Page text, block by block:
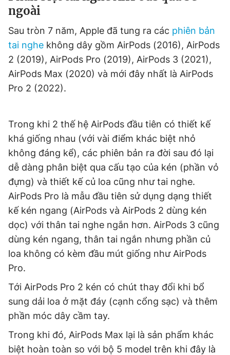
Giấy phép xuất bản số 110/GP - BTTTT cấp ngày 24.3.2020
© 2003-2026 Bản quyền thuộc về Báo Thanh Niên. Cấm sao
chép dưới mọi hình thức nếu không có sự chấp thuận bằng văn
bản. Phát triển bởi ePi Technologies, JSC.
ngoài
Sau tròn 7 năm, Apple đã tung ra các phiên bản
tai nghe không dây gồm AirPods (2016), AirPods
2 (2019), AirPods Pro (2019), AirPods 3 (2021),
AirPods Max (2020) và mới đây nhất là AirPods
Pro 2 (2022).
Trong khi 2 thế hệ AirPods đầu tiên có thiết kế
khá giống nhau (với vài điểm khác biệt nhỏ
không đáng kể), các phiên bản ra đời sau đó lại
dễ dàng phân biệt qua cấu tạo của kén (phần vỏ
đựng) và thiết kế củ loa cũng như tai nghe.
AirPods Pro là mẫu đầu tiên sử dụng dạng thiết
kế kén ngang (AirPods và AirPods 2 dùng kén
dọc) với thân tai nghe ngắn hơn. AirPods 3 cũng
dùng kén ngang, thân tai ngắn nhưng phần củ
loa không có kèm đầu mút giống như AirPods
Pro.
Tới AirPods Pro 2 kén có chút thay đổi khi bổ
sung dải loa ở mặt đáy (cạnh cổng sạc) và thêm
phần móc dây cầm tay.
Trong khi đó, AirPods Max lại là sản phẩm khác
biệt hoàn toàn so với bộ 5 model trên khi đây là